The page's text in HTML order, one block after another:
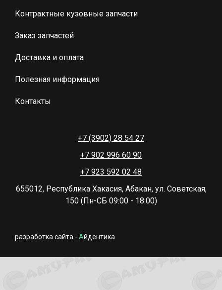
Контрактные кузовные запчасти
Заказ запчастей
Доставка и оплата
Полезная информация
Контакты
+7 (3902) 28 54 27
+7 902 996 60 90
+7 923 592 02 48
655012, Республика Хакасия, Абакан, ул. Советская,
150 (Пн-СБ 09:00 - 18:00)
разработка сайта - Айдентика